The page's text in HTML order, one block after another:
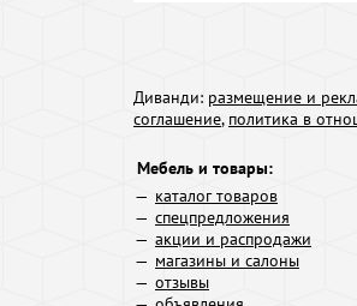
Диванди: размещение и
соглашение, политика в
Мебель и товары:
каталог товаров
спецпредложения
акции и распродажи
магазины и салоны
отзывы